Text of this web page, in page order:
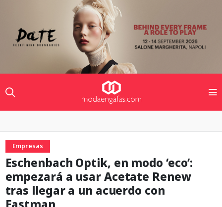
Empresas
Eschenbach Optik, en modo ‘eco’:
empezará a usar Acetate Renew
tras llegar a un acuerdo con